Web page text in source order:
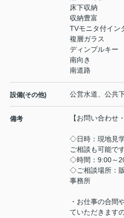
床下収納
収納豊富
TVモニタ付イン
複層ガラス
ディンプルキー
南向き
南道路
設備(その他) 公営水道、公共
備考 【お問い合わせ
◇日時：現地見
ご相談も可能です
◇時間：9:00～
◇ご相談場所：
事務所
・お仕事の合間
ていただきます